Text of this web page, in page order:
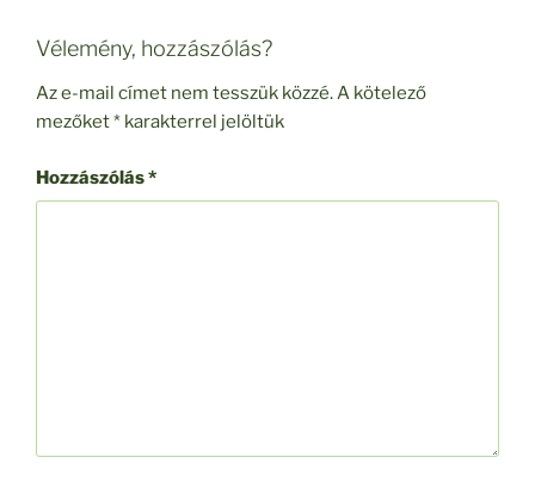
Vélemény, hozzászólás?
Az e-mail címet nem tesszük közzé.A kötelező
mezőket* karakterrel jelöltük
Hozzászólás*